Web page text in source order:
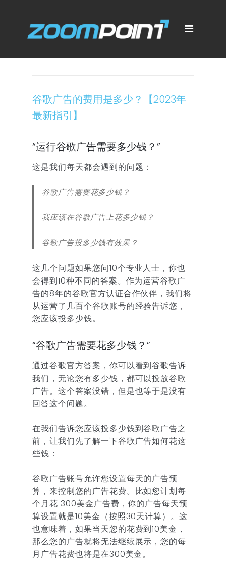
谷歌广告的费用是多少？【2023年
最新指引】
“运行谷歌广告需要多少钱？”
这是我们每天都会遇到的问题：
谷歌广告需要花多少钱？
我应该在谷歌广告上花多少钱？
谷歌广告投多少钱有效果？
这几个问题如果您问10个专业人士，你也
会得到10种不同的答案。作为运营谷歌广
告的8年的谷歌官方认证合作伙伴，我们将
从运营了几百个谷歌账号的经验告诉您，
您应该投多少钱。
“谷歌广告需要花多少钱？”
通过谷歌官方答案，你可以看到谷歌告诉
我们，无论您有多少钱，都可以投放谷歌
广告。这个答案没错，但是也等于是没有
回答这个问题。
在我们告诉您应该投多少钱到谷歌广告之
前，让我们先了解一下谷歌广告如何花这
些钱：
谷歌广告账号允许您设置每天的广告预
算，来控制您的广告花费。比如您计划每
个月花 300美金广告费，你的广告每天预
算设置就是10美金（按照30天计算）。这
也意味着，如果当天您的花费到10美金，
那么您的广告就将无法继续展示，您的每
月广告花费也将是在300美金。